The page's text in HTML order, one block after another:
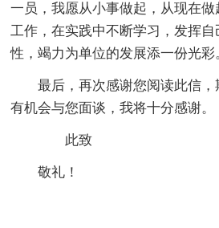
一员，我愿从小事做起，从现在
工作，在实践中不断学习，发挥
性，竭力为单位的发展添一份光彩
最后，再次感谢您阅读此信
有机会与您面谈，我将十分感谢。
此致
敬礼！